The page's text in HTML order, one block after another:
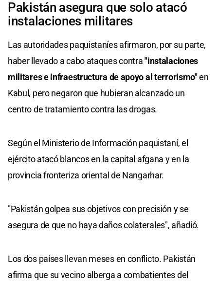
Pakistán asegura que solo atacó
instalaciones militares
Las autoridades paquistaníes afirmaron, por su parte,
haber llevado a cabo ataques contra"instalaciones
militares e infraestructura de apoyo al terrorismo"en
Kabul, pero negaron que hubieran alcanzado un
centro de tratamiento contra las drogas.
Según el Ministerio de Información paquistaní, el
ejército atacó blancos en la capital afgana y en la
provincia fronteriza oriental de Nangarhar.
"Pakistán golpea sus objetivos con precisión y se
asegura de que no haya daños colaterales", añadió.
Los dos países llevan meses en conflicto. Pakistán
afirma que su vecino alberga a combatientes del